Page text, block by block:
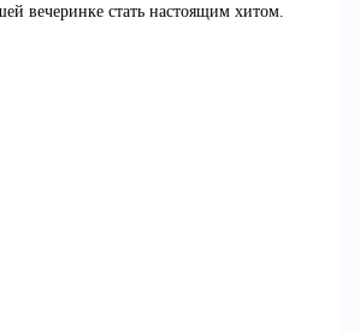
вечеринке стать настоящим хитом.